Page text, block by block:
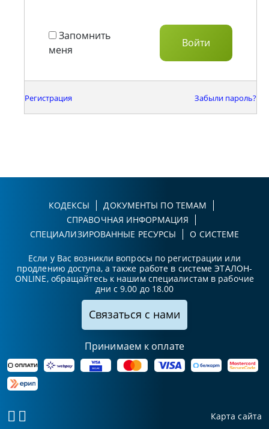
Запомнить
меня
Регистрация Забыли пароль?
КОДЕКСЫ
ДОКУМЕНТЫ ПО ТЕМАМ
СПРАВОЧНАЯ ИНФОРМАЦИЯ
СПЕЦИАЛИЗИРОВАННЫЕ РЕСУРСЫ
О СИСТЕМЕ
Если у Вас возникли вопросы по регистрации или
продлению доступа, а также работе в системе ЭТАЛОН-
ONLINE, обращайтесь к нашим специалистам в рабочие
дни с 9.00 до 18.00
Связаться с нами
Принимаем к оплате
Карта сайта